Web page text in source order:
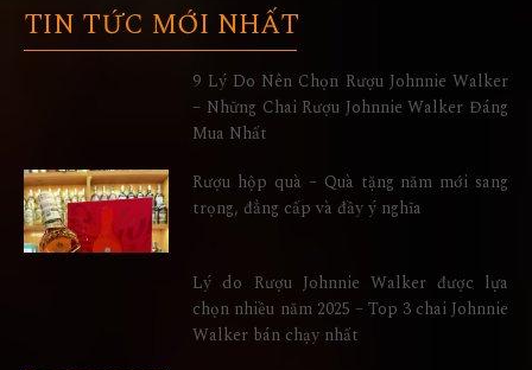
TIN TỨC MỚI NHẤT
9 Lý Do Nên Chọn Rượu Johnnie Walker
– Những Chai Rượu Johnnie Walker Đáng
Mua Nhất
Rượu hộp quà – Quà tặng năm mới sang
trọng, đẳng cấp và đầy ý nghĩa
Lý do Rượu Johnnie Walker được lựa
chọn nhiều năm 2025 – Top 3 chai Johnnie
Walker bán chạy nhất